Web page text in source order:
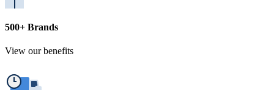
500+ Brands
View our benefits